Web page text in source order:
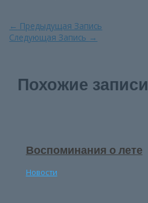
Навигация
по
← Предыдущая Запись
Следующая Запись →
Похожие записи
Воспоминания о лете
Новости